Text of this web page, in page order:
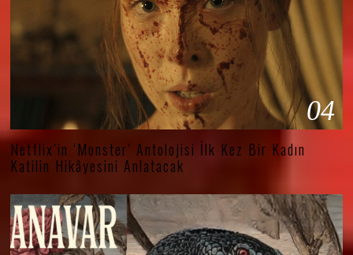
04
Netflix’in ‘Monster’ Antolojisi İlk Kez Bir Kadın
Katilin Hikâyesini Anlatacak